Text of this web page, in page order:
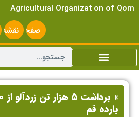
Agricultural Organization of Qom
صفحه
اصلی
نقشه
سایت
بارده قم